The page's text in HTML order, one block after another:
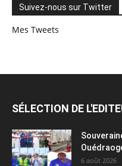
Suivez-nous sur Twitter
Mes Tweets
SÉLECTION DE
6 août 2026